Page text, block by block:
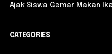
Ajak Siswa Gemar Makan
CATEGORIES